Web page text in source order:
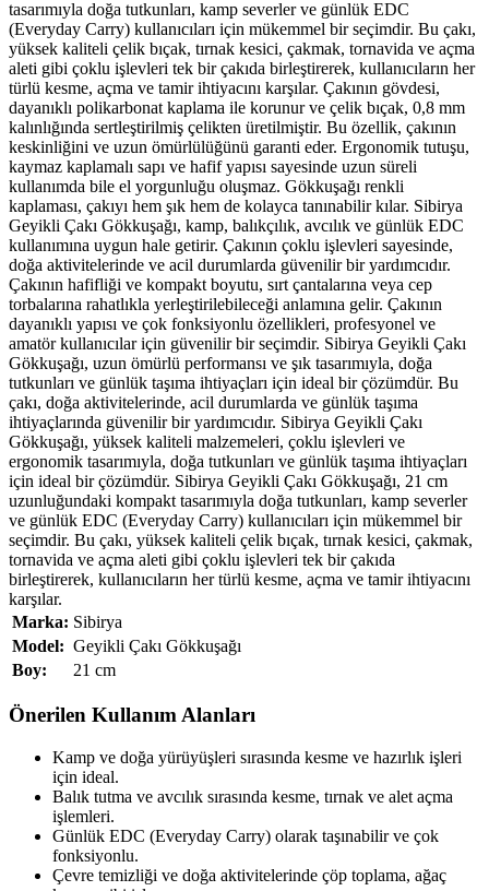
tasarımıyla doğa tutkunları, kamp severler ve günlük EDC
(Everyday Carry) kullanıcıları için mükemmel bir seçimdir. Bu çakı,
yüksek kaliteli çelik bıçak, tırnak kesici, çakmak, tornavida ve açma
aleti gibi çoklu işlevleri tek bir çakıda birleştirerek, kullanıcıların her
türlü kesme, açma ve tamir ihtiyacını karşılar. Çakının gövdesi,
dayanıklı polikarbonat kaplama ile korunur ve çelik bıçak, 0,8 mm
kalınlığında sertleştirilmiş çelikten üretilmiştir. Bu özellik, çakının
keskinliğini ve uzun ömürlülüğünü garanti eder. Ergonomik tutuşu,
kaymaz kaplamalı sapı ve hafif yapısı sayesinde uzun süreli
kullanımda bile el yorgunluğu oluşmaz. Gökkuşağı renkli
kaplaması, çakıyı hem şık hem de kolayca tanınabilir kılar. Sibirya
Geyikli Çakı Gökkuşağı, kamp, balıkçılık, avcılık ve günlük EDC
kullanımına uygun hale getirir. Çakının çoklu işlevleri sayesinde,
doğa aktivitelerinde ve acil durumlarda güvenilir bir yardımcıdır.
Çakının hafifliği ve kompakt boyutu, sırt çantalarına veya cep
torbalarına rahatlıkla yerleştirilebileceği anlamına gelir. Çakının
dayanıklı yapısı ve çok fonksiyonlu özellikleri, profesyonel ve
amatör kullanıcılar için güvenilir bir seçimdir. Sibirya Geyikli Çakı
Gökkuşağı, uzun ömürlü performansı ve şık tasarımıyla, doğa
tutkunları ve günlük taşıma ihtiyaçları için ideal bir çözümdür. Bu
çakı, doğa aktivitelerinde, acil durumlarda ve günlük taşıma
ihtiyaçlarında güvenilir bir yardımcıdır. Sibirya Geyikli Çakı
Gökkuşağı, yüksek kaliteli malzemeleri, çoklu işlevleri ve
ergonomik tasarımıyla, doğa tutkunları ve günlük taşıma ihtiyaçları
için ideal bir çözümdür. Sibirya Geyikli Çakı Gökkuşağı, 21 cm
uzunluğundaki kompakt tasarımıyla doğa tutkunları, kamp severler
ve günlük EDC (Everyday Carry) kullanıcıları için mükemmel bir
seçimdir. Bu çakı, yüksek kaliteli çelik bıçak, tırnak kesici, çakmak,
tornavida ve açma aleti gibi çoklu işlevleri tek bir çakıda
birleştirerek, kullanıcıların her türlü kesme, açma ve tamir ihtiyacını
karşılar.
Marka: Sibirya
Model: Geyikli Çakı Gökkuşağı
Boy:
21 cm
Önerilen Kullanım Alanları
Kamp ve doğa yürüyüşleri sırasında kesme ve hazırlık işleri
için ideal.
Balık tutma ve avcılık sırasında kesme, tırnak ve alet açma
işlemleri.
Günlük EDC (Everyday Carry) olarak taşınabilir ve çok
fonksiyonlu.
Çevre temizliği ve doğa aktivitelerinde çöp toplama, ağaç